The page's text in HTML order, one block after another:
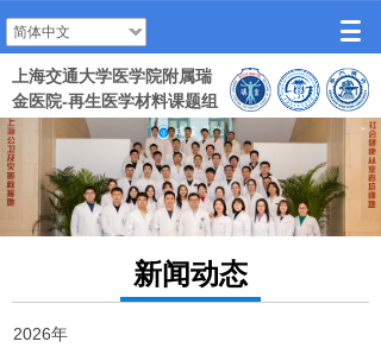
简体中文
上海交通大学医学院附属瑞
金医院-再生医学材料课题组
新闻动态
2026年